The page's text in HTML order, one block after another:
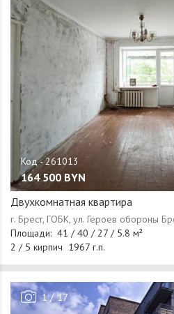
164 500 BYN
Двухкомнатная квартира
1/17